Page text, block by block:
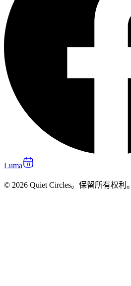
Luma
© 2026 Quiet Circles。保留所有权利。